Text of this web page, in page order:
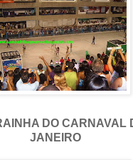
DO CARNAVAL
JANEIRO